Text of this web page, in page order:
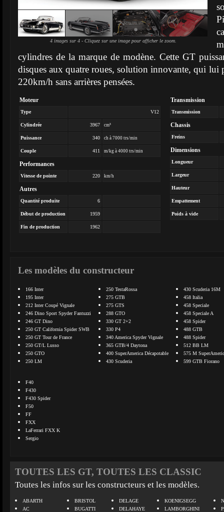
4 images sur 4 - Cliquez sur une image pour afficher le zoom.
cylindres de la marque de modène. Cette GT
disques aux quatre roues, solution innovante, qui lui
220km/h sans arrières pensées.
Moteur
Type V12
Cylindrée 3967 cm³
Puissance 340 ch à 7000 trs/min
Couple 411 m/kg à 4000 trs/min
Performances
Vitesse de pointe 220 km/h
Autres
Quantité produite 6
Début de production 1959
Fin de production 1962
Transmission
Transmission
Chassis
Freins
Dimensions
Longueur
Largeur
Hauteur
Empattement
Poids à vide
Les modèles du constructeur
166 Inter
195 Inter
212 Inter Coupé Vignale
246 Dino Sport Spyder Fantuzzi
246 GT Dino
250 GT California Spider SWB
250 GT Tour de France
250 GT/L Lusso
250 GTO
250 LM
250 TestaRossa
275 GTB
275 GTS
288 GTO
330 GT 2+2
330 P4
340 America Spyder Vignale
365 GTB/4 Daytona
400 SuperAmerica Décapotable
430 Scuderia
430 Scuderia 16M
458 Italia
458 Speciale
458 Speciale A
458 Spider
488 GTB
488 Spider
512 BB LM
575 M
599 GTB Fiorano
F40
F430
F430 Spider
F50
FF
FXX
LaFerrari FXX K
Sergio
TOUTES LES GT, TOUTES LES CLASSIC
Toutes les infos sur les constructeurs et les modèles.
ABARTH
AC
BRISTOL
BUGATTI
DELAGE
DELAHAYE
KOENIGSEGG
LAMBORGHINI